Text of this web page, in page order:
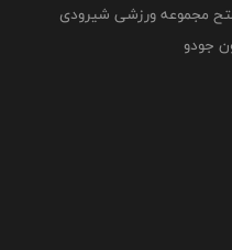
مجموعه ورزشی شیرودی